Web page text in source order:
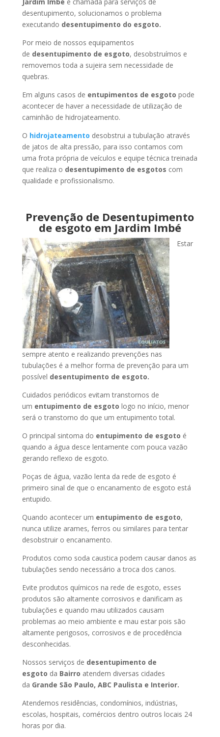
desentupimento, solucionamos o problema
executando desentupimento do esgoto.
Por meio de nossos equipamentos
de desentupimento de esgoto, desobstruímos e
removemos toda a sujeira sem necessidade de
quebras.
Em alguns casos de entupimentos de esgoto pode
acontecer de haver a necessidade de utilização de
caminhão de hidrojateamento.
O hidrojateamento desobstrui a tubulação através
de jatos de alta pressão, para isso contamos com
uma frota própria de veículos e equipe técnica treinada
que realiza o desentupimento de esgotos com
qualidade e profissionalismo.
Prevenção de Desentupimento
de esgoto em Jardim Imbé
Estar
sempre atento e realizando prevenções nas
tubulações é a melhor forma de prevenção para um
possível desentupimento de esgoto.
Cuidados periódicos evitam transtornos de
um entupimento de esgoto logo no início, menor
será o transtorno do que um entupimento total.
O principal sintoma do entupimento de esgoto é
quando a água desce lentamente com pouca vazão
gerando reflexo de esgoto.
Poças de água, vazão lenta da rede de esgoto é
primeiro sinal de que o encanamento de esgoto está
entupido.
Quando acontecer um entupimento de esgoto,
nunca utilize arames, ferros ou similares para tentar
desobstruir o encanamento.
Produtos como soda caustica podem causar danos as
tubulações sendo necessário a troca dos canos.
Evite produtos químicos na rede de esgoto, esses
produtos são altamente corrosivos e danificam as
tubulações e quando mau utilizados causam
problemas ao meio ambiente e mau estar pois são
altamente perigosos, corrosivos e de procedência
desconhecidas.
Nossos serviços de desentupimento de
esgoto da Bairro atendem diversas cidades
da Grande São Paulo, ABC Paulista e Interior.
Atendemos residências, condomínios, indústrias,
escolas, hospitais, comércios dentro outros locais 24
horas por dia.